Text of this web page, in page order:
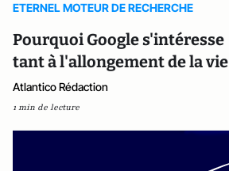
ETERNEL MOTEUR DE RECHERCHE
Pourquoi Google s'intéresse
tant à l'allongement de la vie
Atlantico Rédaction
1 min de lecture